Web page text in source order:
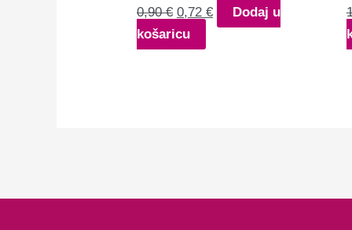
0,90€ 0,72 €
Dodaj u
košaricu